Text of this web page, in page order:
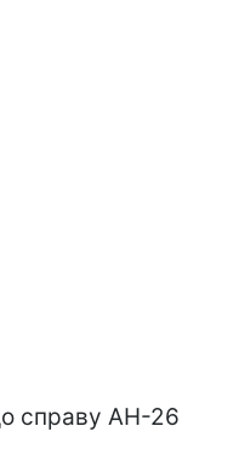
справу АН-26